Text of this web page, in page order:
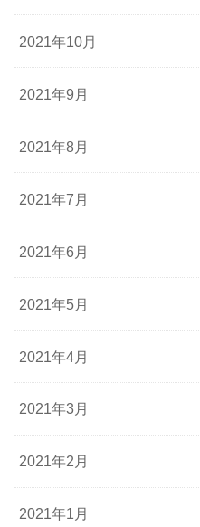
2021年10月
2021年9月
2021年8月
2021年7月
2021年6月
2021年5月
2021年4月
2021年3月
2021年2月
2021年1月